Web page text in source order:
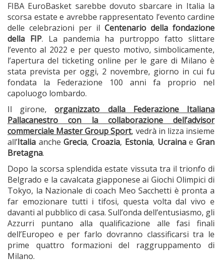
FIBA EuroBasket sarebbe dovuto sbarcare in Italia la
scorsa estate e avrebbe rappresentato l’evento cardine
delle celebrazioni per il Centenario della fondazione
della FIP. La pandemia ha purtroppo fatto slittare
l’evento al 2022 e per questo motivo, simbolicamente,
l’apertura del ticketing online per le gare di Milano è
stata prevista per oggi, 2 novembre, giorno in cui fu
fondata la Federazione 100 anni fa proprio nel
capoluogo lombardo.
Il girone,organizzato dalla Federazione Italiana
Pallacanestro con la collaborazione dell’advisor
commerciale Master Group Sport, vedrà in lizza insieme
all’Italia ancheGrecia,Croazia, Estonia, UcrainaeGran
Bretagna.
Dopo la scorsa splendida estate vissuta tra il trionfo di
Belgrado e la cavalcata giapponese ai Giochi Olimpici di
Tokyo, la Nazionale di coach Meo Sacchetti è pronta a
far emozionare tutti i tifosi, questa volta dal vivo e
davanti al pubblico di casa. Sull’onda dell’entusiasmo, gli
Azzurri puntano alla qualificazione alle fasi finali
dell’Europeo e per farlo dovranno classificarsi tra le
prime quattro formazioni del raggruppamento di
Milano.